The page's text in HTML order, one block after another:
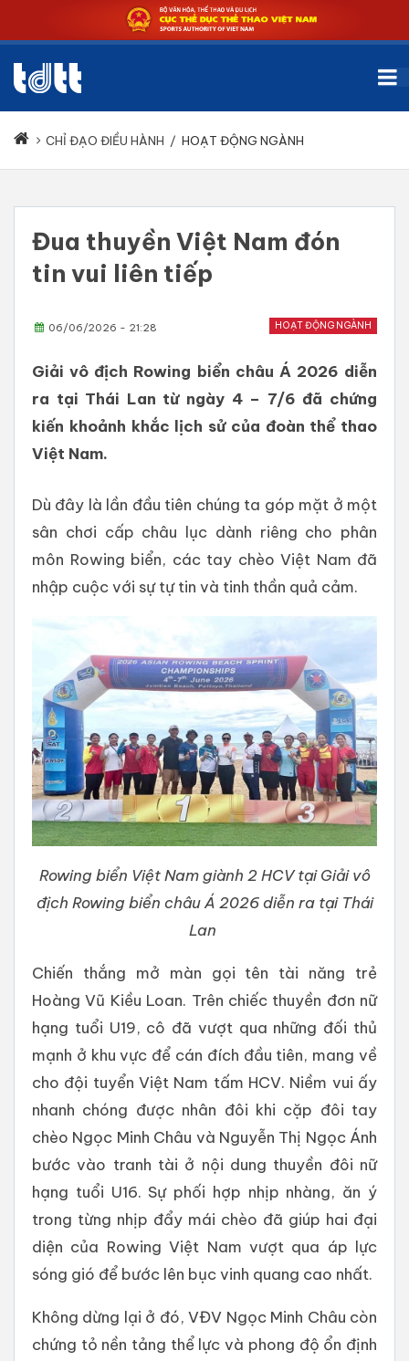
CHỈ ĐẠO ĐIỀU HÀNH / HOẠT ĐỘNG NGÀNH
Đua thuyền Việt Nam đón
tin vui liên tiếp
HOẠT ĐỘNG NGÀNH
06/06/2026 - 21:28
Giải vô địch Rowing biển châu Á 2026 diễn
ra tại Thái Lan từ ngày 4 – 7/6 đã chứng
kiến khoảnh khắc lịch sử của đoàn thể thao
Việt Nam.
Dù đây là lần đầu tiên chúng ta góp mặt ở một
sân chơi cấp châu lục dành riêng cho phân
môn Rowing biển, các tay chèo Việt Nam đã
nhập cuộc với sự tự tin và tinh thần quả cảm.
Rowing biển Việt Nam giành 2 HCV tại Giải vô
địch Rowing biển châu Á 2026 diễn ra tại Thái
Lan
Chiến thắng mở màn gọi tên tài năng trẻ
Hoàng Vũ Kiều Loan. Trên chiếc thuyền đơn nữ
hạng tuổi U19, cô đã vượt qua những đối thủ
mạnh ở khu vực để cán đích đầu tiên, mang về
cho đội tuyển Việt Nam tấm HCV. Niềm vui ấy
nhanh chóng được nhân đôi khi cặp đôi tay
chèo Ngọc Minh Châu và Nguyễn Thị Ngọc Ánh
bước vào tranh tài ở nội dung thuyền đôi nữ
hạng tuổi U16. Sự phối hợp nhịp nhàng, ăn ý
trong từng nhịp đẩy mái chèo đã giúp hai đại
diện của Rowing Việt Nam vượt qua áp lực
sóng gió để bước lên bục vinh quang cao nhất.
Không dừng lại ở đó, VĐV Ngọc Minh Châu còn
chứng tỏ nền tảng thể lực và phong độ ổn định